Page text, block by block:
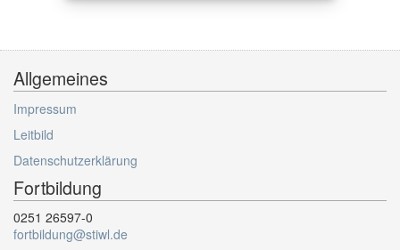
Allgemeines
Impressum
Leitbild
Datenschutzerklärung
Fortbildung
0251 26597-0
fortbildung@stiwl.de